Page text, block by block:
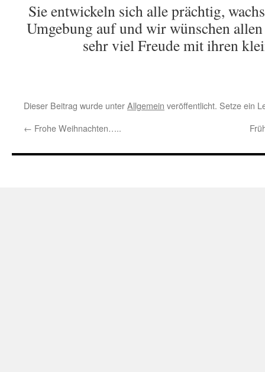
Sie entwickeln sich alle prächtig,
Umgebung auf und wir wünschen
sehr viel Freude mit ihren
Dieser Beitrag wurde unterAllgemein veröffentlicht. Setze ein
← Frohe Weihnachten…..